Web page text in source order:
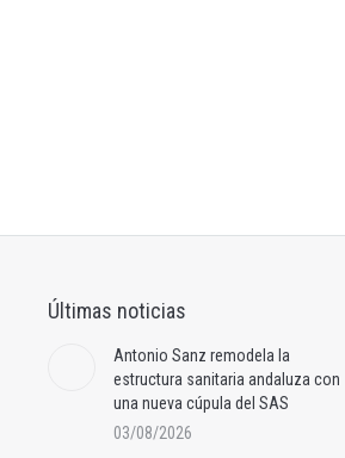
Últimas noticias
Antonio Sanz remodela la
estructura sanitaria andaluza con
una nueva cúpula del SAS
03/08/2026